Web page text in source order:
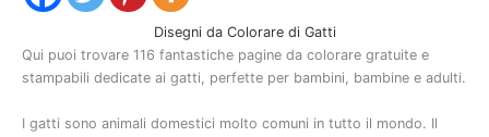
Disegni da Colorare di Gatti
Qui puoi trovare 116 fantastiche pagine da colorare gratuite e
stampabili dedicate ai gatti, perfette per bambini, bambine e adulti.
I gatti sono animali domestici molto comuni in tutto il mondo. Il